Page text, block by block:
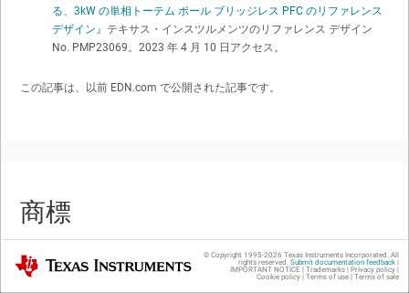
る、3kW の単相トーテム ポール ブリッジレス PFC のリファレンス
デザイン 』テキサス・インスツルメンツのリファレンス デザイン
No. PMP23069。2023 年 4 月 10 日アクセス。
この記事は、以前 EDN.com で公開された記事です。
商標
All trademarks are the property of their respective owners.
Texas Instruments © Copyright 1995-2026 Texas Instruments Incorporated. All
rights reserved. Submit documentation feedback|
IMPORTANT NOTICE | Trademarks| Privacy policy|
Cookie policy| Terms of use| Terms of sale